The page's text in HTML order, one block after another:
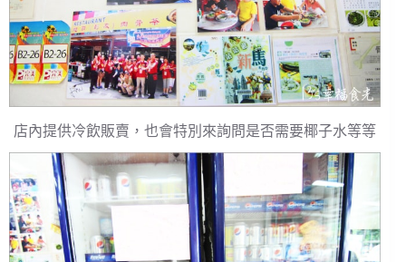
店內提供冷飲販賣，也會特別來詢問是否需要椰子水等等